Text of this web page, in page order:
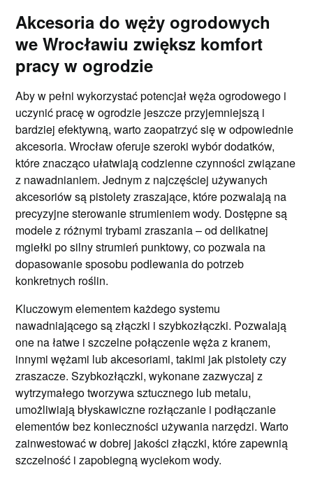
Akcesoria do węży ogrodowych
we Wrocławiu zwiększ komfort
pracy w ogrodzie
Aby w pełni wykorzystać potencjał węża ogrodowego i
uczynić pracę w ogrodzie jeszcze przyjemniejszą i
bardziej efektywną, warto zaopatrzyć się w odpowiednie
akcesoria. Wrocław oferuje szeroki wybór dodatków,
które znacząco ułatwiają codzienne czynności związane
z nawadnianiem. Jednym z najczęściej używanych
akcesoriów są pistolety zraszające, które pozwalają na
precyzyjne sterowanie strumieniem wody. Dostępne są
modele z różnymi trybami zraszania – od delikatnej
mgiełki po silny strumień punktowy, co pozwala na
dopasowanie sposobu podlewania do potrzeb
konkretnych roślin.
Kluczowym elementem każdego systemu
nawadniającego są złączki i szybkozłączki. Pozwalają
one na łatwe i szczelne połączenie węża z kranem,
innymi wężami lub akcesoriami, takimi jak pistolety czy
zraszacze. Szybkozłączki, wykonane zazwyczaj z
wytrzymałego tworzywa sztucznego lub metalu,
umożliwiają błyskawiczne rozłączanie i podłączanie
elementów bez konieczności używania narzędzi. Warto
zainwestować w dobrej jakości złączki, które zapewnią
szczelność i zapobiegną wyciekom wody.